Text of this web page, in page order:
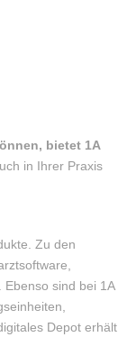
bietet 1A
in Ihrer Praxis
Zu den
sind bei 1A
Depot erhält